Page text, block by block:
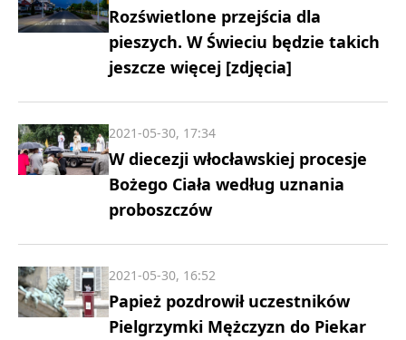
Rozświetlone przejścia dla
pieszych. W Świeciu będzie takich
jeszcze więcej [zdjęcia]
W diecezji włocławskiej procesje
Bożego Ciała według uznania
proboszczów
2021-05-30, 17:34
Papież pozdrowił uczestników
Pielgrzymki Mężczyzn do Piekar
2021-05-30, 16:52